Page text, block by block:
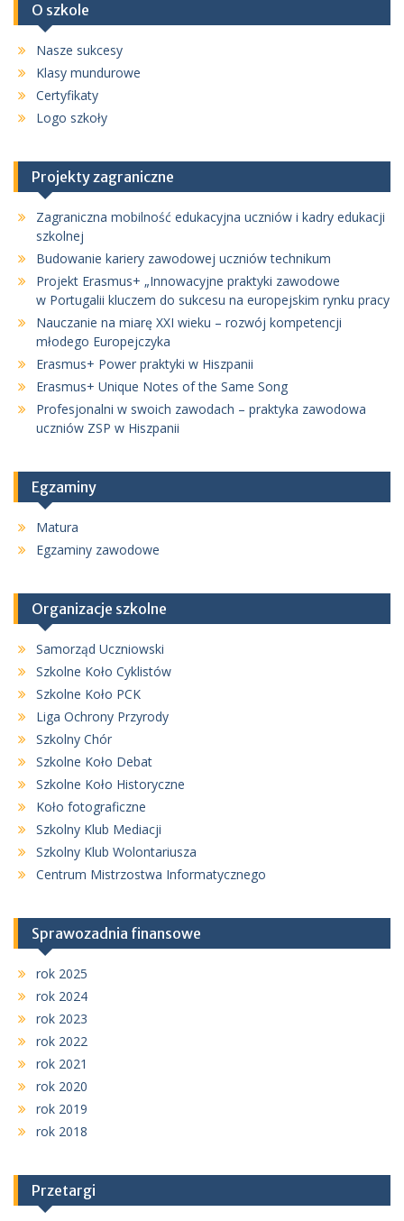
O szkole
Nasze sukcesy
Klasy mundurowe
Certyfikaty
Logo szkoły
Projekty zagraniczne
Zagraniczna mobilność edukacyjna uczniów i kadry edukacji
szkolnej
Budowanie kariery zawodowej uczniów technikum
Projekt Erasmus+ „Innowacyjne praktyki zawodowe
w Portugalii kluczem do sukcesu na europejskim rynku pracy
Nauczanie na miarę XXI wieku – rozwój kompetencji
młodego Europejczyka
Erasmus+ Power praktyki w Hiszpanii
Erasmus+ Unique Notes of the Same Song
Profesjonalni w swoich zawodach – praktyka zawodowa
uczniów ZSP w Hiszpanii
Egzaminy
Matura
Egzaminy zawodowe
Organizacje szkolne
Samorząd Uczniowski
Szkolne Koło Cyklistów
Szkolne Koło PCK
Liga Ochrony Przyrody
Szkolny Chór
Szkolne Koło Debat
Szkolne Koło Historyczne
Koło fotograficzne
Szkolny Klub Mediacji
Szkolny Klub Wolontariusza
Centrum Mistrzostwa Informatycznego
Sprawozadnia finansowe
rok 2025
rok 2024
rok 2023
rok 2022
rok 2021
rok 2020
rok 2019
rok 2018
Przetargi